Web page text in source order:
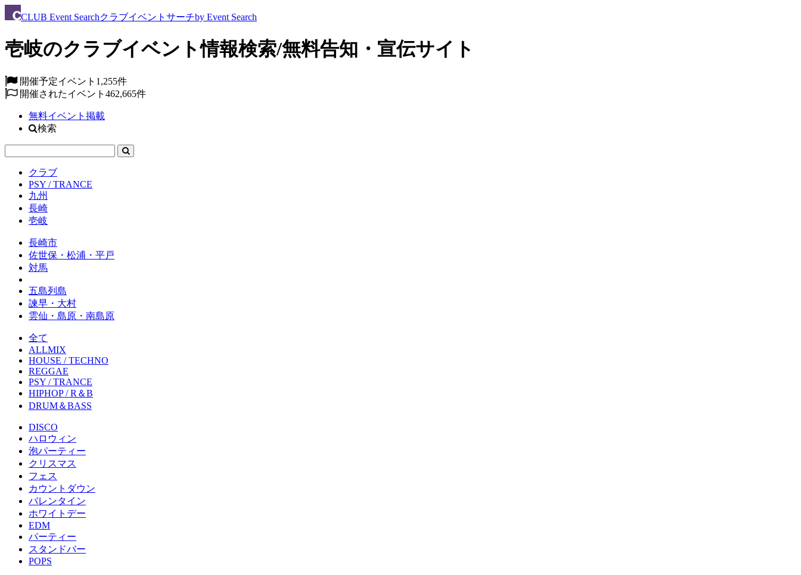
CLUB Event Searchクラブイベントサーチby Event Search
壱岐のクラブイベント情報検索/無料告知・宣伝サイト
開催予定イベント 1,255件
開催されたイベント 462,665件
無料イベント掲載
検索
クラブ
PSY / TRANCE
九州
長崎
壱岐
長崎市
佐世保・松浦・平戸
対馬
五島列島
諫早・大村
雲仙・島原・南島原
全て
ALLMIX
HOUSE / TECHNO
REGGAE
PSY / TRANCE
HIPHOP / R＆B
DRUM＆BASS
DISCO
ハロウィン
泡パーティー
クリスマス
フェス
カウントダウン
バレンタイン
ホワイトデー
EDM
パーティー
スタンドバー
POPS